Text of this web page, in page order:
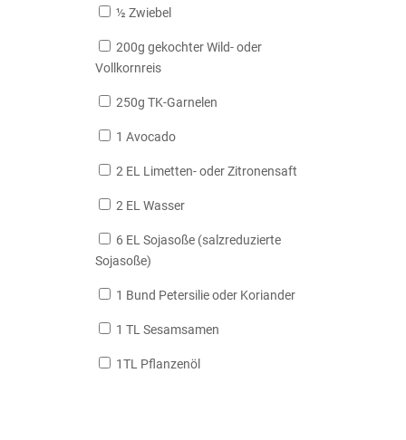
½ Zwiebel
200g gekochter Wild- oder
Vollkornreis
250g TK-Garnelen
1 Avocado
2 EL Limetten- oder Zitronensaft
2 EL Wasser
6 EL Sojasoße (salzreduzierte
Sojasoße)
1 Bund Petersilie oder Koriander
1 TL Sesamsamen
1TL Pflanzenöl